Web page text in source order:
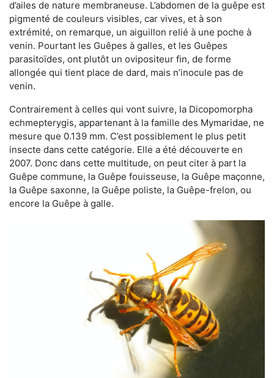
d’ailes de nature membraneuse. L’abdomen de la guêpe est
pigmenté de couleurs visibles, car vives, et à son
extrémité, on remarque, un aiguillon relié à une poche à
venin. Pourtant les Guêpes à galles, et les Guêpes
parasitoïdes, ont plutôt un ovipositeur fin, de forme
allongée qui tient place de dard, mais n’inocule pas de
venin.
Contrairement à celles qui vont suivre, la Dicopomorpha
echmepterygis, appartenant à la famille des Mymaridae, ne
mesure que 0.139 mm. C’est possiblement le plus petit
insecte dans cette catégorie. Elle a été découverte en
2007. Donc dans cette multitude, on peut citer à part la
Guêpe commune, la Guêpe fouisseuse, la Guêpe maçonne,
la Guêpe saxonne, la Guêpe poliste, la Guêpe-frelon, ou
encore la Guêpe à galle.